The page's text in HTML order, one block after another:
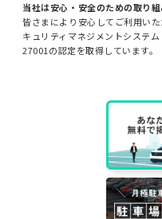
当社は安心・安全のための取り組
皆さまにより安心してご利用い
キュリティマネジメントシステ
27001の認定を取得しています。